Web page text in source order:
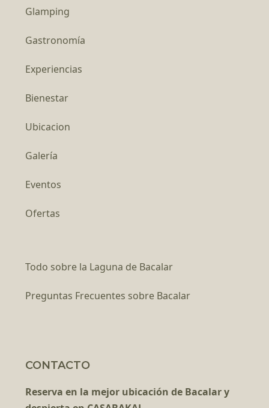
Glamping
Gastronomía
Experiencias
Bienestar
Ubicacion
Galería
Eventos
Ofertas
Todo sobre la Laguna de Bacalar
Preguntas Frecuentes sobre Bacalar
CONTACTO
Reserva en la mejor ubicación de Bacalar y